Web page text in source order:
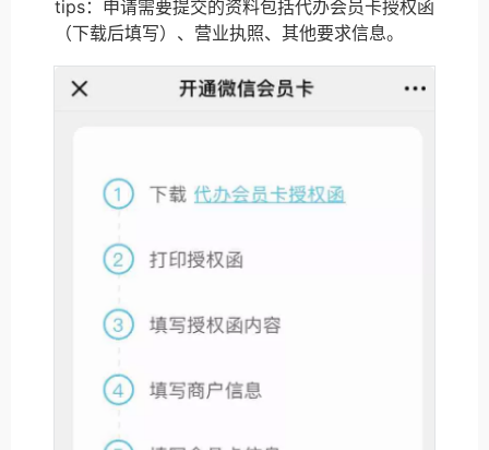
tips：申请需要提交的资料包括代办会员卡授权函
（下载后填写）、营业执照、其他要求信息。